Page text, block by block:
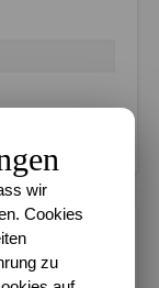
wir
Cookies
zu